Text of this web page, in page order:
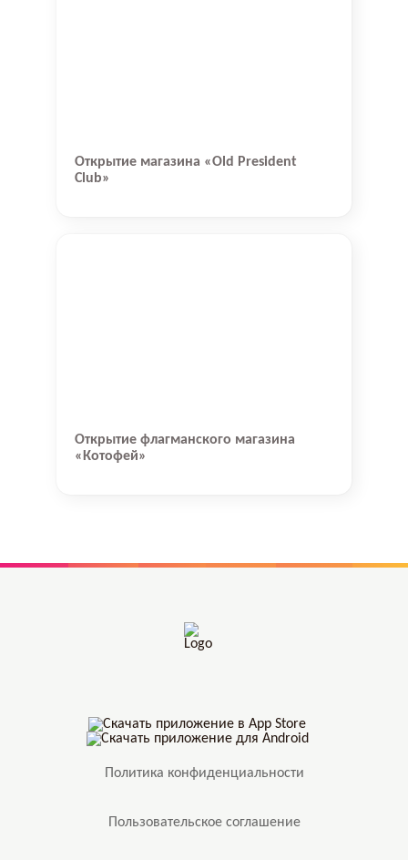
Открытие магазина «Old President
Club»
Открытие флагманского магазина
«Котофей»
Политика конфиденциальности
Пользовательское соглашение